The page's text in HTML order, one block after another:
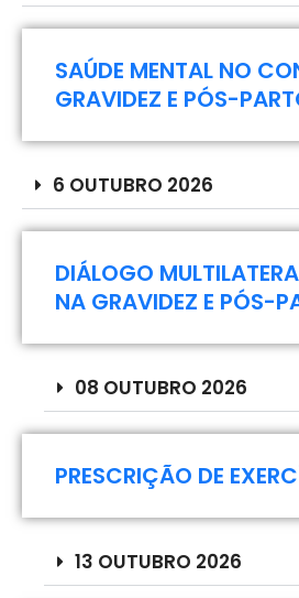
SAÚDE MENTAL NO
GRAVIDEZ E PÓS-
6 OUTUBRO 2026
DIÁLOGO
NA GRAVIDEZ E PÓS-
08 OUTUBRO 2026
PRESCRIÇÃO DE
13 OUTUBRO 2026
Clique em “Adicionar” e
candidatura.
Preencha o boletim e envie
bilhete de identidade /
curriculum vitaeatualizado,
comprovativo de